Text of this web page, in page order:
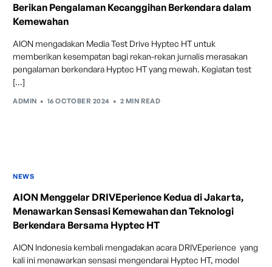
Berikan Pengalaman Kecanggihan Berkendara dalam
Kemewahan
AION mengadakan Media Test Drive Hyptec HT untuk
memberikan kesempatan bagi rekan-rekan jurnalis merasakan
pengalaman berkendara Hyptec HT yang mewah. Kegiatan test
[…]
ADMIN 16 OCTOBER 2024 2 MIN READ
NEWS
AION Menggelar DRIVEperience Kedua di Jakarta,
Menawarkan Sensasi Kemewahan dan Teknologi
Berkendara Bersama Hyptec HT
AION Indonesia kembali mengadakan acara DRIVEperience yang
kali ini menawarkan sensasi mengendarai Hyptec HT, model
Maintenance & Warranty
Lane Departure Warning + Lane
kendaraan, membantu pengemudi untuk tetap berada